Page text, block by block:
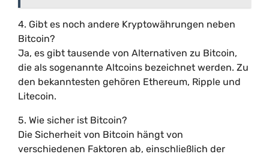
4. Gibt es noch andere Kryptowährungen neben
Bitcoin?
Ja, es gibt tausende von Alternativen zu Bitcoin,
die als sogenannte Altcoins bezeichnet werden. Zu
den bekanntesten gehören Ethereum, Ripple und
Litecoin.
5. Wie sicher ist Bitcoin?
Die Sicherheit von Bitcoin hängt von
verschiedenen Faktoren ab, einschließlich der